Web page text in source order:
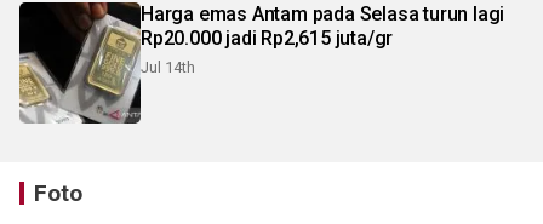
Harga emas Antam pada Selasa turun lagi
Rp20.000 jadi Rp2,615 juta/gr
Jul 14th
Foto